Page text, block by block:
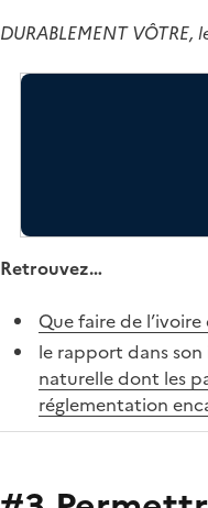
DURABLEMENT
Retrouvez…
Que faire de
le rapport dans
naturelle dont les
réglementation